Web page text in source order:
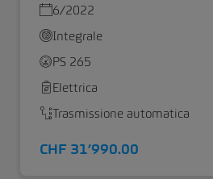
6/2022
Integrale
PS 265
Elettrica
Trasmissione automatica
CHF 31’990.00